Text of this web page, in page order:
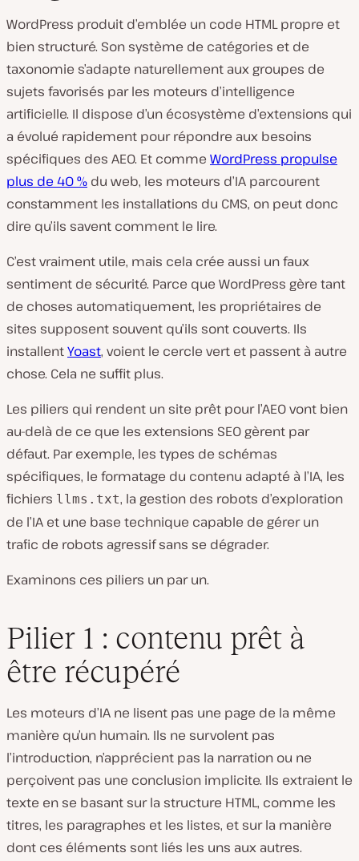
WordPress produit d’emblée un code HTML propre et
bien structuré. Son système de catégories et de
taxonomie s’adapte naturellement aux groupes de
sujets favorisés par les moteurs d’intelligence
artificielle. Il dispose d’un écosystème d’extensions qui
a évolué rapidement pour répondre aux besoins
spécifiques des AEO. Et comme WordPress propulse
plus de 40 % du web, les moteurs d’IA parcourent
constamment les installations du CMS, on peut donc
dire qu’ils savent comment le lire.
C’est vraiment utile, mais cela crée aussi un faux
sentiment de sécurité. Parce que WordPress gère tant
de choses automatiquement, les propriétaires de
sites supposent souvent qu’ils sont couverts. Ils
installentYoast, voient le cercle vert et passent à autre
chose. Cela ne suffit plus.
Les piliers qui rendent un site prêt pour l’AEO vont bien
au-delà de ce que les extensions SEO gèrent par
défaut. Par exemple, les types de schémas
spécifiques, le formatage du contenu adapté à l’IA, les
fichiers llms.txt, la gestion des robots d’exploration
de l’IA et une base technique capable de gérer un
trafic de robots agressif sans se dégrader.
Examinons ces piliers un par un.
Pilier 1 : contenu prêt à
être récupéré
Les moteurs d’IA ne lisent pas une page de la même
manière qu’un humain. Ils ne survolent pas
l’introduction, n’apprécient pas la narration ou ne
perçoivent pas une conclusion implicite. Ils extraient le
texte en se basant sur la structure HTML, comme les
titres, les paragraphes et les listes, et sur la manière
dont ces éléments sont liés les uns aux autres.